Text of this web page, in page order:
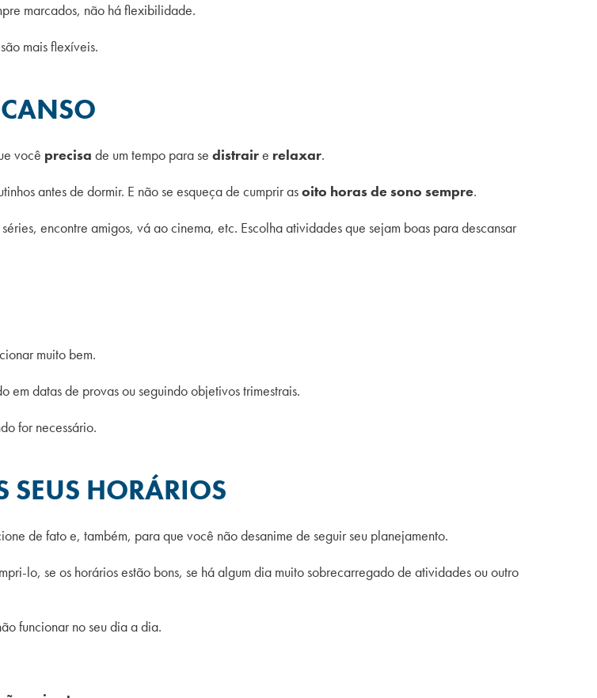
marcados, não há flexibilidade.
mais flexíveis.
você precisa de um tempo para se distraire relaxar.
antes de dormir. E não se esqueça de cumprir asoito horas de sono sempre.
encontre amigos, vá ao cinema, etc. Escolha atividades que sejam boas para descansar
muito bem.
em datas de provas ou seguindo objetivos trimestrais.
for necessário.
SEUS HORÁRIOS
de fato e, também, para que você não desanime de seguir seu planejamento.
lo, se os horários estão bons, se há algum dia muito sobrecarregado de atividades ou outro
funcionar no seu dia a dia.